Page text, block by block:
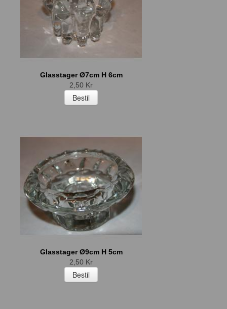
Glasstager Ø7cm H 6cm
2,50 Kr
Glasstager Ø9cm H 5cm
2,50 Kr